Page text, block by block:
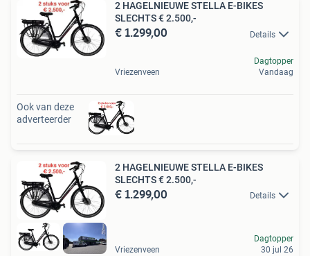
2 HAGELNIEUWE STELLA E-BIKES
SLECHTS € 2.500,-
€ 1.299,00 Details
Vriezenveen
Dagtopper
Vandaag
Ook van deze
adverteerder
2 HAGELNIEUWE STELLA E-BIKES
SLECHTS € 2.500,-
€ 1.299,00 Details
Vriezenveen
Dagtopper
30 jul 26